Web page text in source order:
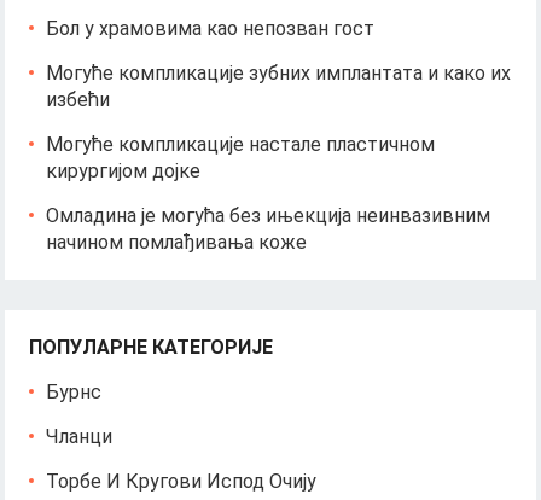
Бол у храмовима као непозван гост
Могуће компликације зубних имплантата и како их
избећи
Могуће компликације настале пластичном
кирургијом дојке
Омладина је могућа без ињекција неинвазивним
начином помлађивања коже
ПОПУЛАРНЕ КАТЕГОРИЈЕ
Бурнс
Чланци
Торбе И Кругови Испод Очију